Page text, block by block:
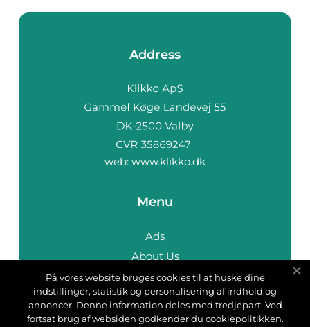
Address
web: www.klikko.dk
Menu
Ads
About Us
Cookies
Contact
Sitemap
På vores website bruges cookies til at huske dine
indstillinger, statistik og personalisering af indhold og
annoncer. Denne information deles med tredjepart. Ved
fortsat brug af websiden godkender du cookiepolitikken.